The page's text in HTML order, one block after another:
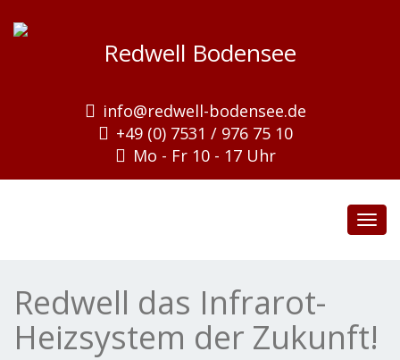
Redwell Bodensee
info@redwell-bodensee.de
+49 (0) 7531 / 976 75 10
Mo - Fr 10 - 17 Uhr
Redwell das Infrarot-
Heizsystem der Zukunft!